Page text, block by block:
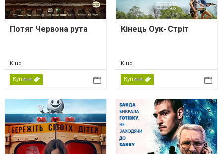
Потяг Червона рута
Кіно
Купити
Кінець Оук- Стріт
Кіно
Купити